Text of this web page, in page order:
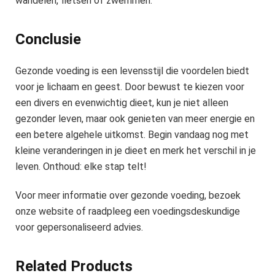
Conclusie
Gezonde voeding is een levensstijl die voordelen biedt
voor je lichaam en geest. Door bewust te kiezen voor
een divers en evenwichtig dieet, kun je niet alleen
gezonder leven, maar ook genieten van meer energie en
een betere algehele uitkomst. Begin vandaag nog met
kleine veranderingen in je dieet en merk het verschil in je
leven. Onthoud: elke stap telt!
Voor meer informatie over gezonde voeding, bezoek
onze website of raadpleeg een voedingsdeskundige
voor gepersonaliseerd advies.
Related Products